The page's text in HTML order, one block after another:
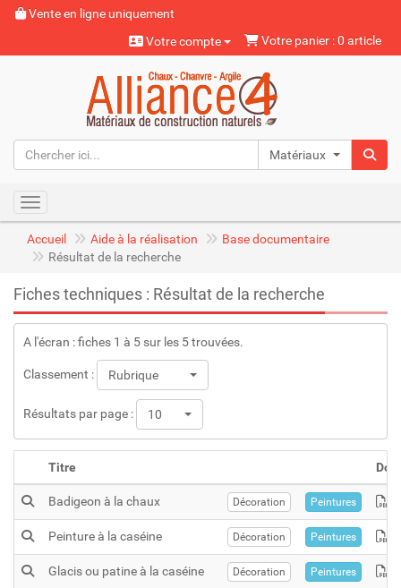
Vente en ligne uniquement
Votre compte
Votre panier : 0 article
Matériaux naturels
Toggle navigation
Accueil Aide à la réalisation
Base documentaire
Résultat de la recherche
Fiches techniques : Résultat de la recherche
A l'écran : fiches 1 à 5 sur les 5 trouvées.
Classement : Rubrique
Résultats par page : 10
Titre
Badigeon à la chaux Décoration Peintures
Peinture à la caséine Décoration Peintures
Glacis ou patine à la caséine Décoration Peintures